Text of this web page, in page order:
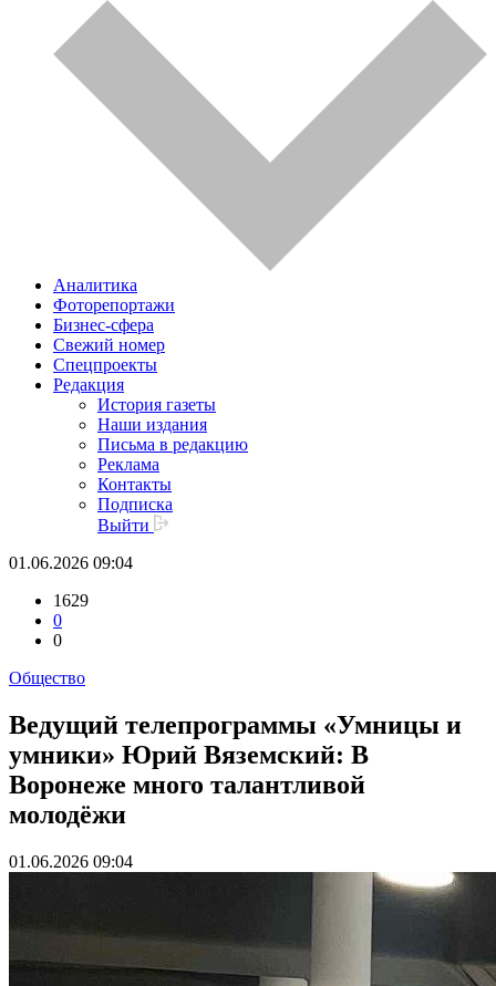
Аналитика
Фоторепортажи
Бизнес-сфера
Свежий номер
Спецпроекты
Редакция
История газеты
Наши издания
Письма в редакцию
Реклама
Контакты
Подписка
Выйти
01.06.2026 09:04
1629
0
0
Общество
Ведущий телепрограммы «Умницы и
умники» Юрий Вяземский: В
Воронеже много талантливой
молодёжи
01.06.2026 09:04